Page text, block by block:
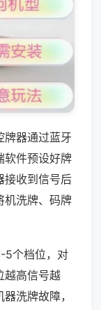
牌器通过蓝牙
软件预设好牌
接收到信号后
机洗牌、码牌
5个档位，对
越高信号越
洗牌故障，